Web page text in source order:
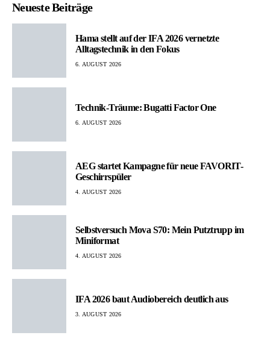
Neueste Beiträge
Hama stellt auf der IFA 2026 vernetzte
Alltagstechnik in den Fokus
6. AUGUST 2026
Technik-Träume: Bugatti Factor One
6. AUGUST 2026
AEG startet Kampagne für neue FAVORIT-
Geschirrspüler
4. AUGUST 2026
Selbstversuch Mova S70: Mein Putztrupp im
Miniformat
4. AUGUST 2026
IFA 2026 baut Audiobereich deutlich aus
3. AUGUST 2026